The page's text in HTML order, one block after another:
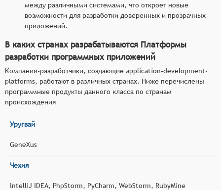
между различными системами, что откроет новые
возможности для разработки доверенных и прозрачных
приложений.
В каких странах разрабатываются Платформы
разработки программных приложений
Компании-разработчики, создающие application-development-
platforms, работают в различных странах. Ниже перечислены
программные продукты данного класса по странам
происхождения
Уругвай
GeneXus
Чехия
IntelliJ IDEA, PhpStorm, PyCharm, WebStorm, RubyMine